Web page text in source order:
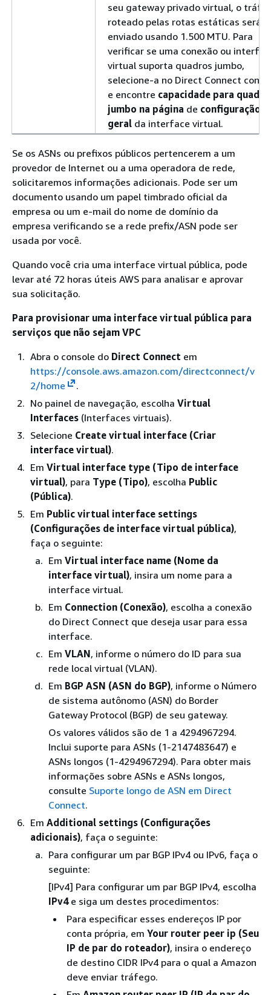
seu gateway privado virtual, o
roteado pelas rotas estáticas será
enviado usando 1.500 MTU. Para
verificar se uma conexão ou
virtual suporta quadros jumbo,
selecione-a no Direct Connect
e encontre capacidade para
jumbo na página de configuração
geral da interface virtual.
Se os ASNs ou prefixos públicos pertencerem a um
provedor de Internet ou a uma operadora de rede,
solicitaremos informações adicionais. Pode ser um
documento usando um papel timbrado oficial da
empresa ou um e-mail do nome de domínio da
empresa verificando se a rede prefix/ASN pode ser
usada por você.
Quando você cria uma interface virtual pública, pode
levar até 72 horas úteis AWS para analisar e aprovar
sua solicitação.
Para provisionar uma interface virtual pública para
serviços que não sejam VPC
Abra o console do Direct Connect em
https://console.aws.amazon.com/directconnect/v
2/home
.
No painel de navegação, escolha Virtual
Interfaces (Interfaces virtuais).
Selecione Create virtual interface (Criar
interface virtual).
Em Virtual interface type (Tipo de interface
virtual), para Type (Tipo), escolha Public
(Pública).
Em Public virtual interface settings
(Configurações de interface virtual pública),
faça o seguinte:
Em Virtual interface name (Nome da
interface virtual), insira um nome para a
interface virtual.
Em Connection (Conexão), escolha a conexão
do Direct Connect que deseja usar para essa
interface.
Em VLAN, informe o número do ID para sua
rede local virtual (VLAN).
Em BGP ASN (ASN do BGP), informe o Número
de sistema autônomo (ASN) do Border
Gateway Protocol (BGP) de seu gateway.
Os valores válidos são de 1 a 4294967294.
Inclui suporte para ASNs (1-2147483647) e
ASNs longos (1-4294967294). Para obter mais
informações sobre ASNs e ASNs longos,
consulte Suporte longo de ASN em Direct
Connect.
Em Additional settings (Configurações
adicionais), faça o seguinte:
Para configurar um par BGP IPv4 ou IPv6, faça o
seguinte:
[IPv4] Para configurar um par BGP IPv4, escolha
IPv4e siga um destes procedimentos:
Para especificar esses endereços IP por
conta própria, em Your router peer ip (Seu
IP de par do roteador), insira o endereço
de destino CIDR IPv4 para o qual a Amazon
deve enviar tráfego.